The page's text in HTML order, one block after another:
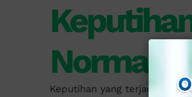
Normal
Keputihan yang terjadi